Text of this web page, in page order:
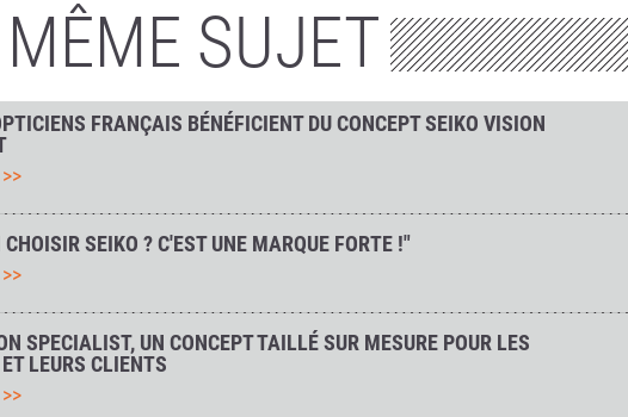
SUJET
FRANÇAIS BÉNÉFICIENT DU CONCEPT SEIKO VISION
CHOISIR SEIKO ? C'EST UNE MARQUE FORTE !"
SPECIALIST, UN CONCEPT TAILLÉ SUR MESURE POUR LES
LEURS CLIENTS